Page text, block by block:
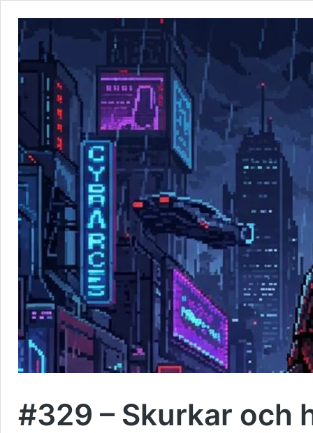
#329 – Skurkar och